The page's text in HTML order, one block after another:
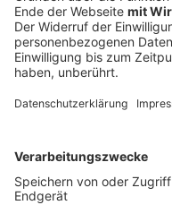
nigerianische
Anzeige
Die Single "WE